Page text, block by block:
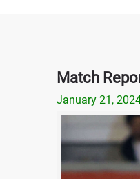
Match
January 21,